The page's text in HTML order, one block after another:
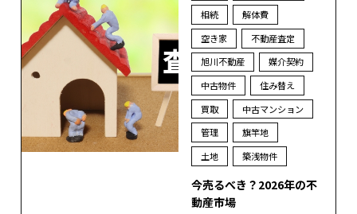
相続
解体費
空き家
不動産査定
旭川不動産
媒介契約
中古物件
住み替え
買取
中古マンション
管理
旗竿地
土地
築浅物件
今売るべき？2026年の不
動産市場